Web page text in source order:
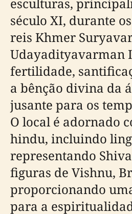
século XI, durante
reis Khmer
Udayadityavarman
fertilidade,
a bênção divina da
jusante para os
O local é adornado
hindu, incluindo
representando
figuras de Vishnu,
proporcionando
para a